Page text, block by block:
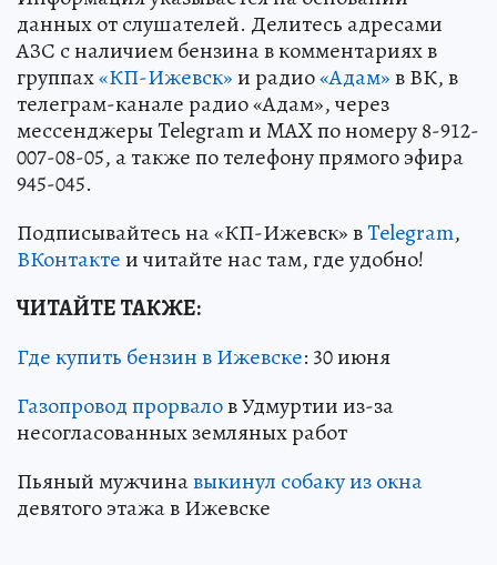
данных от слушателей. Делитесь адресами
АЗС с наличием бензина в комментариях в
группах«КП-Ижевск»и радио«Адам»в ВК, в
телеграм-канале радио «Адам», через
мессенджеры Telegram и MAX по номеру 8-912-
007-08-05, а также по телефону прямого эфира
945-045.
Подписывайтесь на «КП-Ижевск» вTelegram,
ВКонтактеи читайте нас там, где удобно!
ЧИТАЙТЕ ТАКЖЕ:
Где купить бензин в Ижевске: 30 июня
Газопровод прорвалов Удмуртии из-за
несогласованных земляных работ
Пьяный мужчинавыкинул собаку из окна
девятого этажа в Ижевске